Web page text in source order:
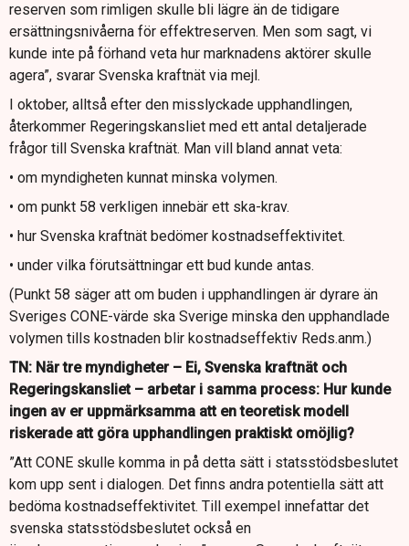
reserven som rimligen skulle bli lägre än de tidigare
ersättningsnivåerna för effektreserven. Men som sagt, vi
kunde inte på förhand veta hur marknadens aktörer skulle
agera”, svarar Svenska kraftnät via mejl.
I oktober, alltså efter den misslyckade upphandlingen,
återkommer Regeringskansliet med ett antal detaljerade
frågor till Svenska kraftnät. Man vill bland annat veta:
• om myndigheten kunnat minska volymen.
• om punkt 58 verkligen innebär ett ska-krav.
• hur Svenska kraftnät bedömer kostnadseffektivitet.
• under vilka förutsättningar ett bud kunde antas.
(Punkt 58 säger att om buden i upphandlingen är dyrare än
Sveriges CONE-värde ska Sverige minska den upphandlade
volymen tills kostnaden blir kostnadseffektiv Reds.anm.)
TN: När tre myndigheter – Ei, Svenska kraftnät och
Regeringskansliet – arbetar i samma process: Hur kunde
ingen av er uppmärksamma att en teoretisk modell
riskerade att göra upphandlingen praktiskt omöjlig?
”Att CONE skulle komma in på detta sätt i statsstödsbeslutet
kom upp sent i dialogen. Det finns andra potentiella sätt att
bedöma kostnadseffektivitet. Till exempel innefattar det
svenska statsstödsbeslutet också en